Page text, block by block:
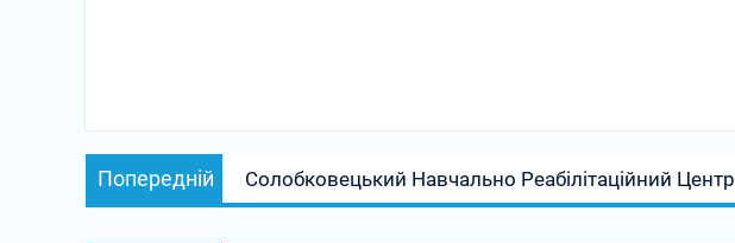
Навігація
записів
Попередній
Попередній
запис:
Солобковецький Навчально Реабілітаційний Центр